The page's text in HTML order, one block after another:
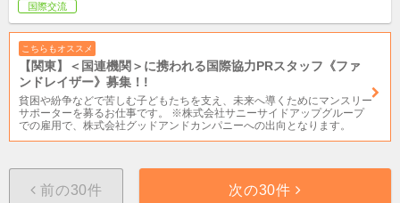
国際交流
こちらもオススメ
【関東】＜国連機関＞に携われる国際協力PRスタッフ《ファ
ンドレイザー》募集！!
貧困や紛争などで苦しむ子どもたちを支え、未来へ導くためにマンスリー
サポーターを募るお仕事です。 ※株式会社サニーサイドアップグループ
での雇用で、株式会社グッドアンドカンパニーへの出向となります。
前の30件 次の30件